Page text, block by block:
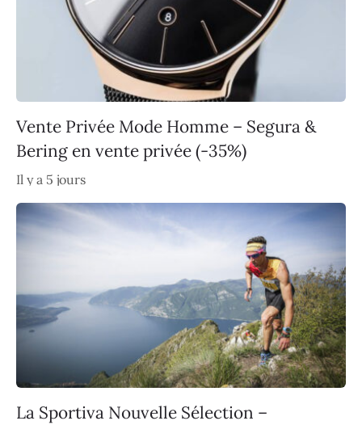
Vente Privée Mode Homme – Segura &
Bering en vente privée (-35%)
Il y a 5 jours
La Sportiva Nouvelle Sélection –